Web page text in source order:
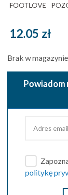
FOOTLOVE
12.05 zł
Brak w magazynie
Powiadom
politykę